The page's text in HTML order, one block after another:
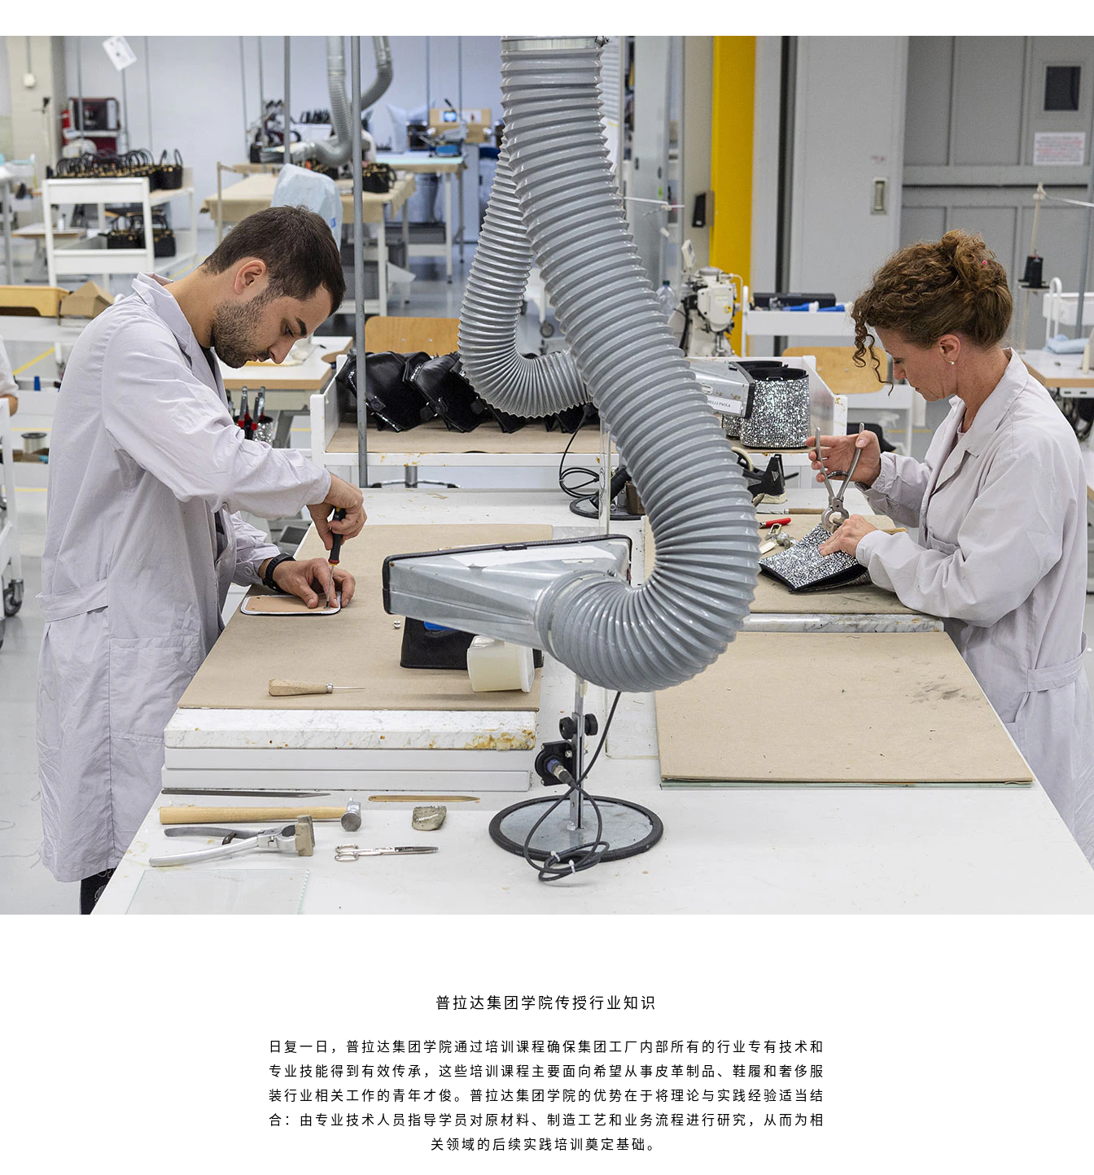
普拉达集团学院传授行业知识
日复一日，普拉达集团学院通过培训课程确保集团工厂内部所有的行业专有技术和
专业技能得到有效传承，这些培训课程主要面向希望从事皮革制品、鞋履和奢侈服
装行业相关工作的青年才俊。普拉达集团学院的优势在于将理论与实践经验适当结
合：由专业技术人员指导学员对原材料、制造工艺和业务流程进行研究，从而为相
关领域的后续实践培训奠定基础。